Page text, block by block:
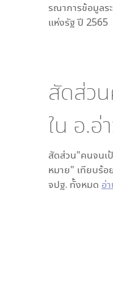
รณาการข้อมูลร
แห่งรัฐ ปี 2565
สัดส่ว
ใน อ.อ่
สัดส่วน"คนจนเ
หมาย" เทียบร้อ
จปฐ. ทั้งหมด อ่